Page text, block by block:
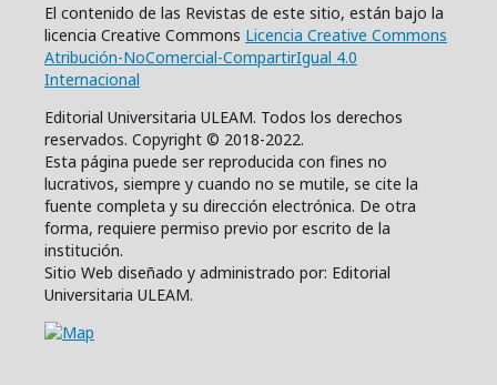
El contenido de las Revistas de este sitio, están bajo la
licencia Creative Commons Licencia Creative Commons
Atribución-NoComercial-CompartirIgual 4.0
Internacional
Editorial Universitaria ULEAM. Todos los derechos
reservados. Copyright © 2018-2022.
Esta página puede ser reproducida con fines no
lucrativos, siempre y cuando no se mutile, se cite la
fuente completa y su dirección electrónica. De otra
forma, requiere permiso previo por escrito de la
institución.
Sitio Web diseñado y administrado por: Editorial
Universitaria ULEAM.